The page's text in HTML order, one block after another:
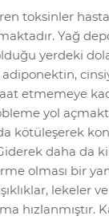
toksinler
Yağ
yerdeki
etmemeye
yol
kötüleşerek
daha da
olması bir
lekeler
hızlanmıştır.